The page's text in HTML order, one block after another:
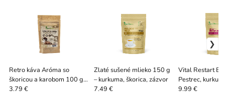
Retro káva Aróma so
škoricou a karobom 100 g –
bez kofeínu
3.79 €
Zlaté sušené mlieko 150 g
– kurkuma, škorica, zázvor
7.49 €
Vital Restart
Pestrec,
9.99 €